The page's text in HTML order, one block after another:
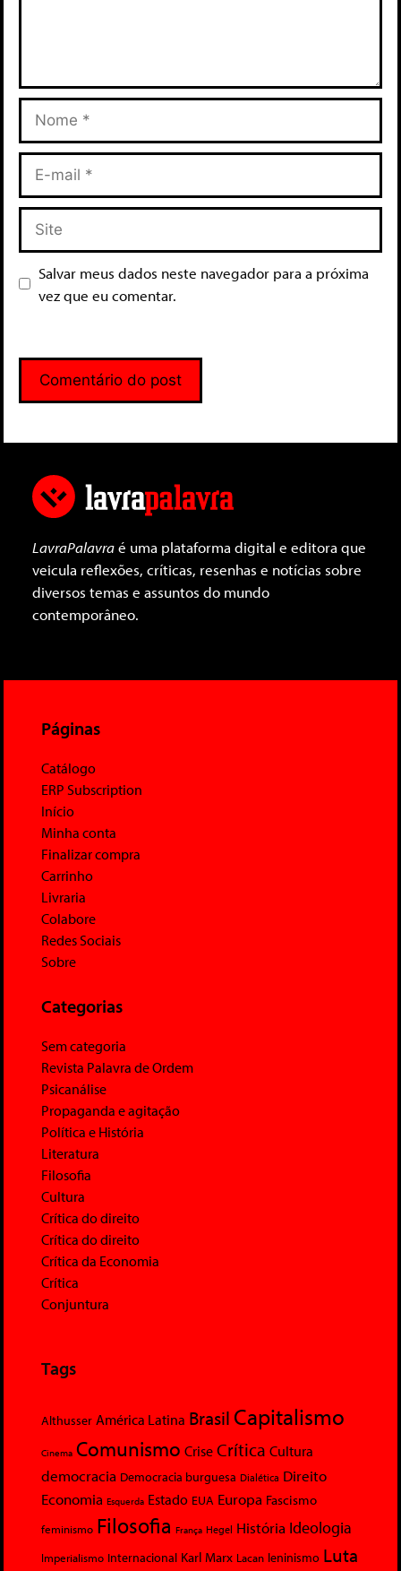
Salvar meus dados neste navegador para a próxima
vez que eu comentar.
LavraPalavraé uma plataforma digital e editora que
veicula reflexões, críticas, resenhas e notícias sobre
diversos temas e assuntos do mundo
contemporâneo.
Páginas
Catálogo
ERP Subscription
Início
Minha conta
Finalizar compra
Carrinho
Livraria
Colabore
Redes Sociais
Sobre
Categorias
Sem categoria
Revista Palavra de Ordem
Psicanálise
Propaganda e agitação
Política e História
Literatura
Filosofia
Cultura
Crítica do direito
Crítica do direito
Crítica da Economia
Crítica
Conjuntura
Tags
Althusser América Latina Brasil Capitalismo
Cinema Comunismo Crise Crítica Cultura
democracia Democracia burguesa Dialética Direito
Economia Esquerda Estado EUA Europa Fascismo
feminismo Filosofia França Hegel História Ideologia
Imperialismo Internacional Karl Marx Lacan leninismo Luta